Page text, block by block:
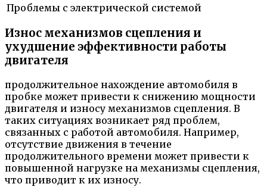
Проблемы с электрической системой
Износ механизмов сцепления и
ухудшение эффективности работы
двигателя
продолжительное нахождение автомобиля в
пробке может привести к снижению мощности
двигателя и износу механизмов сцепления. В
таких ситуациях возникает ряд проблем,
связанных с работой автомобиля. Например,
отсутствие движения в течение
продолжительного времени может привести к
повышенной нагрузке на механизмы сцепления,
что приводит к их износу.